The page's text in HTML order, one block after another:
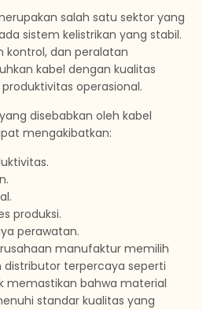
salah satu sektor yang
sistem kelistrikan yang stabil.
kontrol, dan peralatan
kabel dengan kualitas
operasional.
disebabkan oleh kabel
mengakibatkan:
produksi.
perawatan.
manufaktur memilih
distributor terpercaya seperti
memastikan bahwa material
standar kualitas yang